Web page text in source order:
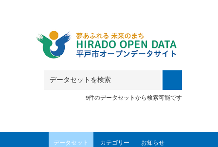
9件のデータセットから検索可能です
データセット カテゴリー お知らせ